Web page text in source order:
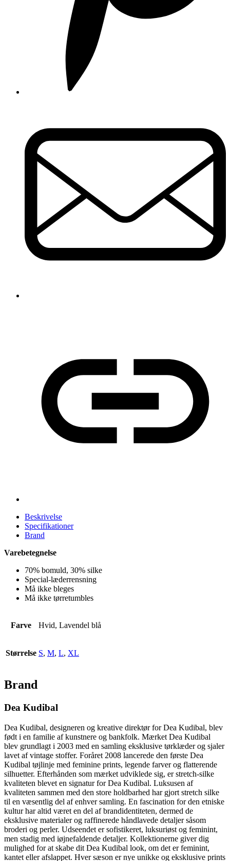
Beskrivelse
Specifikationer
Brand
Varebetegnelse
70% bomuld, 30% silke
Special-læderrensning
Må ikke bleges
Må ikke tørretumbles
Farve Hvid, Lavendel blå
Størrelse S, M, L, XL
Brand
Dea Kudibal
Dea Kudibal, designeren og kreative direktør for Dea Kudibal, blev
født i en familie af kunstnere og bankfolk. Mærket Dea Kudibal
blev grundlagt i 2003 med en samling eksklusive tørklæder og sjaler
lavet af vintage stoffer. Foråret 2008 lancerede den første Dea
Kudibal tøjlinje med feminine prints, legende farver og flatterende
silhuetter. Efterhånden som mærket udviklede sig, er stretch-silke
kvaliteten blevet en signatur for Dea Kudibal. Luksusen af ​​
kvaliteten sammen med den store holdbarhed har gjort stretch silke
til en væsentlig del af enhver samling. En fascination for den etniske
kultur har altid været en del af brandidentiteten, dermed de
eksklusive materialer og raffinerede håndlavede detaljer såsom
broderi og perler. Udseendet er sofistikeret, luksuriøst og feminint,
men stadig med iøjnefaldende detaljer. Kollektionerne giver dig
mulighed for at skabe dit Dea Kudibal look, om det er feminint,
kantet eller afslappet. Hver sæson er nye unikke og eksklusive prints